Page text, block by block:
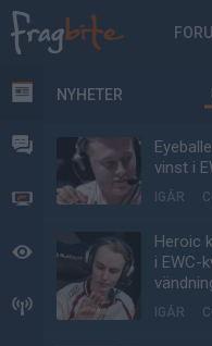
NYHETER
FORUM
VIDEO
BEVAKAT
HÄNDELSER
NYHETER
vinst i
IGÅR
Heroic
i EWC-
IGÅR